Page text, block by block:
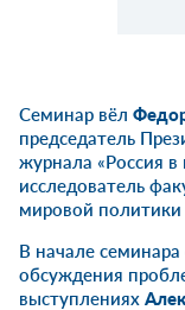
Семинар вёл
председатель
журнала «Россия в
исследователь
мировой
В начале
обсуждения
выступлениях